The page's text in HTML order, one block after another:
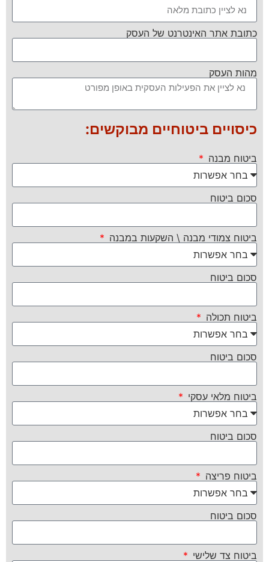
כתובת אתר האינטרנט של העסק
מהות העסק
כיסויים ביטוחיים מבוקשים:
ביטוח מבנה
סכום ביטוח
ביטוח צמודי מבנה \ השקעות במבנה
סכום ביטוח
ביטוח תכולה
סכום ביטוח
ביטוח מלאי עסקי
סכום ביטוח
ביטוח פריצה
סכום ביטוח
ביטוח צד שלישי